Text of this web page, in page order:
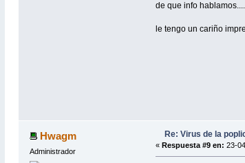
de que info
le tengo un cariño
Hwagm
Administrador
Re: Virus de la
« Respuesta #9 en: 23-